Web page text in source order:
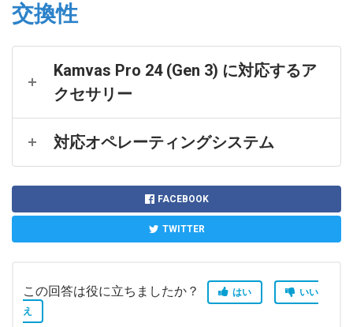
交換性
Kamvas Pro 24 (Gen 3) に対応するア
クセサリー
対応オペレーティングシステム
FACEBOOK
TWITTER
この回答は役に立ちましたか？ はい
いい
え